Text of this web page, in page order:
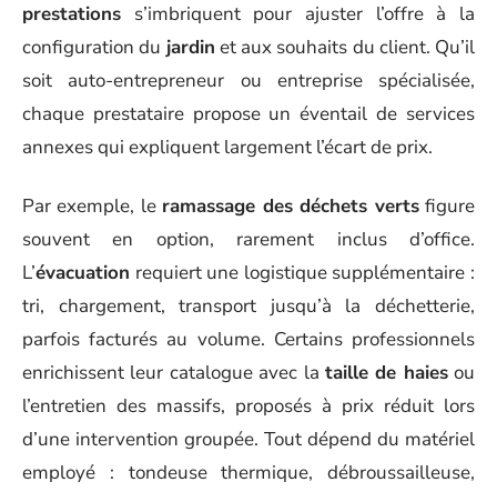
prestations s’imbriquent pour ajuster l’offre à la
configuration du jardin et aux souhaits du client. Qu’il
soit auto-entrepreneur ou entreprise spécialisée,
chaque prestataire propose un éventail de services
annexes qui expliquent largement l’écart de prix.
Par exemple, le ramassage des déchets vertsfigure
souvent en option, rarement inclus d’office.
L’évacuation requiert une logistique supplémentaire :
tri, chargement, transport jusqu’à la déchetterie,
parfois facturés au volume. Certains professionnels
enrichissent leur catalogue avec la taille de haiesou
l’entretien des massifs, proposés à prix réduit lors
d’une intervention groupée. Tout dépend du matériel
employé : tondeuse thermique, débroussailleuse,